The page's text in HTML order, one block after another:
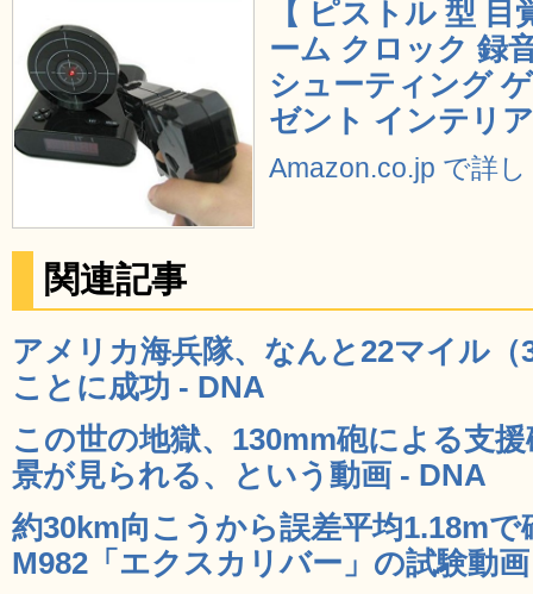
【 ピストル 型
ーム クロック 録
シューティング
ゼント インテリ
Amazon.co.jp で詳
関連記事
アメリカ海兵隊、なんと22マイル
ことに成功 - DNA
この世の地獄、130mm砲による支
景が見られる、という動画 - DNA
約30km向こうから誤差平均1.18m
M982「エクスカリバー」の試験動